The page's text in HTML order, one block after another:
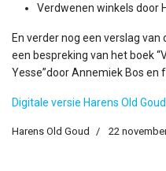
Verdwenen winkels door
En verder nog een verslag
een bespreking van het boek
Yesse”door Annemiek Bos en
Digitale versie Harens Old
Harens Old Goud 22